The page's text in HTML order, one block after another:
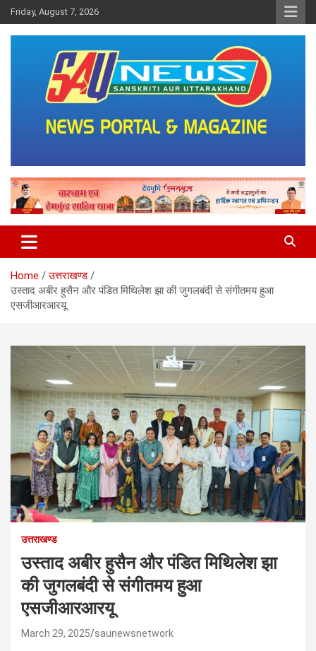
Skip
to
content
Friday, August 7, 2026
saunewsnetwork
Home
उत्तराखण्ड
उस्ताद अबीर हुसैन और पंडित मिथिलेश झा की जुगलबंदी से संगीतमय हुआ
एसजीआरआरयू
उत्तराखण्ड
उस्ताद अबीर हुसैन और पंडित मिथिलेश झा
की जुगलबंदी से संगीतमय हुआ
एसजीआरआरयू
March 29, 2025 saunewsnetwork